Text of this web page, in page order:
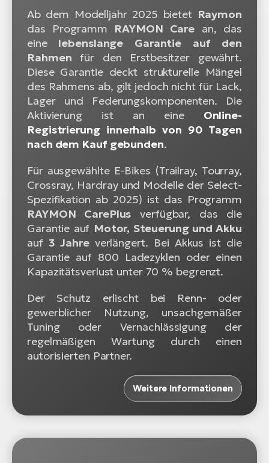
Ab dem Modelljahr 2025 bietet Raymon
das Programm RAYMON Care an, das
einelebenslange Garantie auf den
Rahmen für den Erstbesitzer gewährt.
Diese Garantie deckt strukturelle Mängel
des Rahmens ab, gilt jedoch nicht für Lack,
Lager und Federungskomponenten. Die
Aktivierung ist an eine Online-
Registrierung innerhalb von 90 Tagen
nach dem Kauf gebunden.
Für ausgewählte E-Bikes (Trailray, Tourray,
Crossray, Hardray und Modelle der Select-
Spezifikation ab 2025) ist das Programm
RAYMON CarePlus verfügbar, das die
Garantie auf Motor, Steuerung und Akku
auf 3 Jahreverlängert. Bei Akkus ist die
Garantie auf 800 Ladezyklen oder einen
Kapazitätsverlust unter 70 % begrenzt.
Der Schutz erlischt bei Renn- oder
gewerblicher Nutzung, unsachgemäßer
Tuning oder Vernachlässigung der
regelmäßigen Wartung durch einen
autorisierten Partner.
Weitere Informationen